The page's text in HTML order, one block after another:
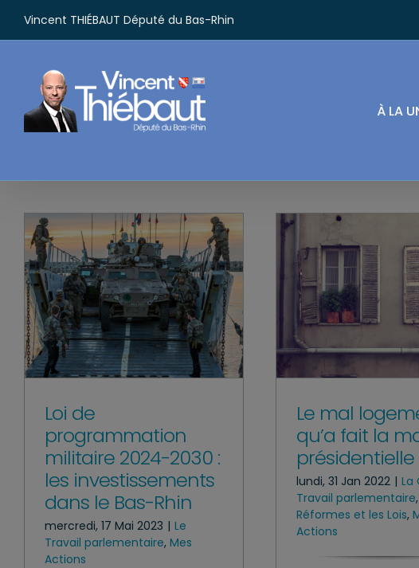
contenu
Vincent THIÉBAUT Député du Bas-Rhin
À LA
Loi de
programmation
militaire 2024-2030 :
les investissements
dans le Bas-Rhin
mercredi, 17 Mai 2023 | Le
Travail parlementaire, Mes
Actions
Le mal
qu’a fait la
présidentielle
lundi, 31 Jan 2022 | La
Travail parlementaire,
Réformes et les Lois,
Actions